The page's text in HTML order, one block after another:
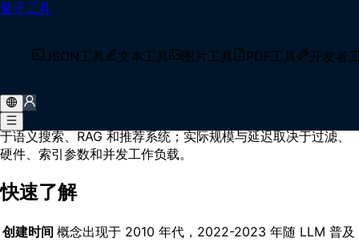
量子工具
JSON工具 文本工具 图片工具 PDF工具 开发者
首页/术语库
什么是 向量数据库？
系统，使用 HNSW、IVF 等近似最近邻算法在召回率、延迟、
内存与更新成本之间权衡。它支持余弦相似度等距离度量，可用
于语义搜索、RAG 和推荐系统；实际规模与延迟取决于过滤、
硬件、索引参数和并发工作负载。
快速了解
创建时间 概念出现于 2010 年代，2022-2023 年随 LLM 普及